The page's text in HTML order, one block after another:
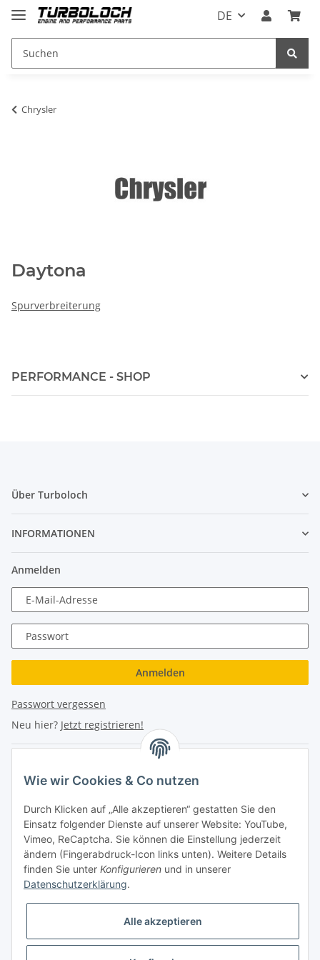
DE
Chrysler
Daytona
Spurverbreiterung
PERFORMANCE - SHOP
Über Turboloch
INFORMATIONEN
Anmelden
E-Mail-Adresse
Passwort
Anmelden
Passwort vergessen
Neu hier? Jetzt registrieren!
Hauptplatz 4
2870 Aspang
eMail: info@turboloch.at
Tel: +43 (0)660/1314150
Di - Fr 9-17 Uhr / Fr 9-12 Uhr
Achtung keine Abholung mehr möglich!!!
Wie wir Cookies & Co nutzen
Durch Klicken auf „Alle akzeptieren“ gestatten Sie den
Einsatz folgender Dienste auf unserer Website: YouTube,
Vimeo, ReCaptcha. Sie können die Einstellung jederzeit
ändern (Fingerabdruck-Icon links unten). Weitere Details
finden Sie unter Konfigurieren und in unserer
Datenschutzerklärung.
Alle akzeptieren